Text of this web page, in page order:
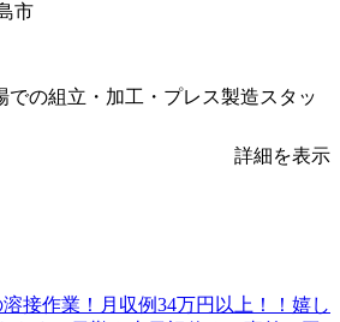
市
での組立・加工・プレス製造スタッ
詳細を表示